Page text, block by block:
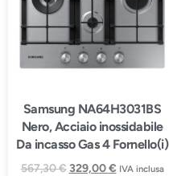
Samsung NA64H3031BS
Nero, Acciaio inossidabile
Da incasso Gas 4 Fornello(i)
567,30€ 329,00€ IVA inclusa